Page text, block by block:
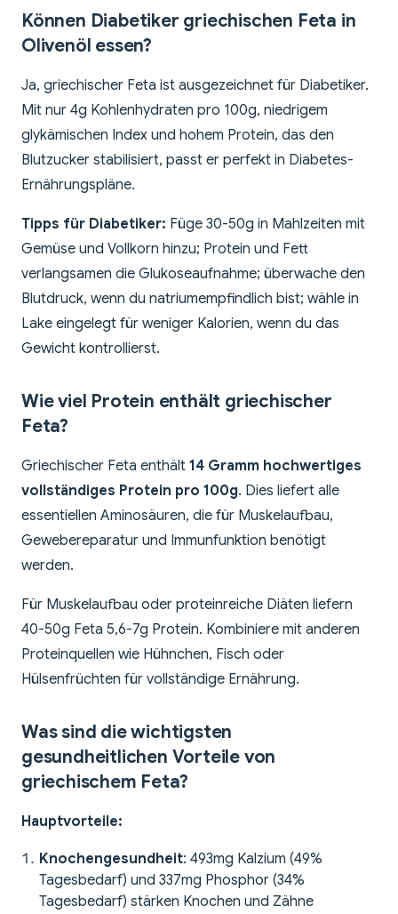
Können Diabetiker griechischen Feta in
Olivenöl essen?
Ja, griechischer Feta ist ausgezeichnet für Diabetiker.
Mit nur 4g Kohlenhydraten pro 100g, niedrigem
glykämischen Index und hohem Protein, das den
Blutzucker stabilisiert, passt er perfekt in Diabetes-
Ernährungspläne.
Tipps für Diabetiker: Füge 30-50g in Mahlzeiten mit
Gemüse und Vollkorn hinzu; Protein und Fett
verlangsamen die Glukoseaufnahme; überwache den
Blutdruck, wenn du natriumempfindlich bist; wähle in
Lake eingelegt für weniger Kalorien, wenn du das
Gewicht kontrollierst.
Wie viel Protein enthält griechischer
Feta?
Griechischer Feta enthält 14 Gramm hochwertiges
vollständiges Protein pro 100g. Dies liefert alle
essentiellen Aminosäuren, die für Muskelaufbau,
Gewebereparatur und Immunfunktion benötigt
werden.
Für Muskelaufbau oder proteinreiche Diäten liefern
40-50g Feta 5,6-7g Protein. Kombiniere mit anderen
Proteinquellen wie Hühnchen, Fisch oder
Hülsenfrüchten für vollständige Ernährung.
Was sind die wichtigsten
gesundheitlichen Vorteile von
griechischem Feta?
Hauptvorteile:
Knochengesundheit: 493mg Kalzium (49%
Tagesbedarf) und 337mg Phosphor (34%
Tagesbedarf) stärken Knochen und Zähne